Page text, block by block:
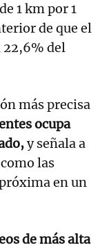
1 km por 1
de que el
22,6% del
más precisa
ocupa
y señala a
las
en un
de más alta